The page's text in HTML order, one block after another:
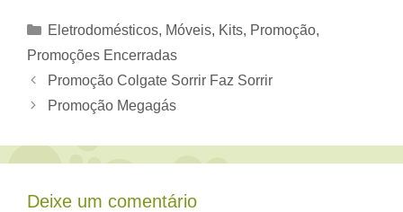
Categorias
Eletrodomésticos, Móveis, Kits, Promoção,
Promoções Encerradas
Promoção Colgate Sorrir Faz Sorrir
Promoção Megagás
Deixe um comentário